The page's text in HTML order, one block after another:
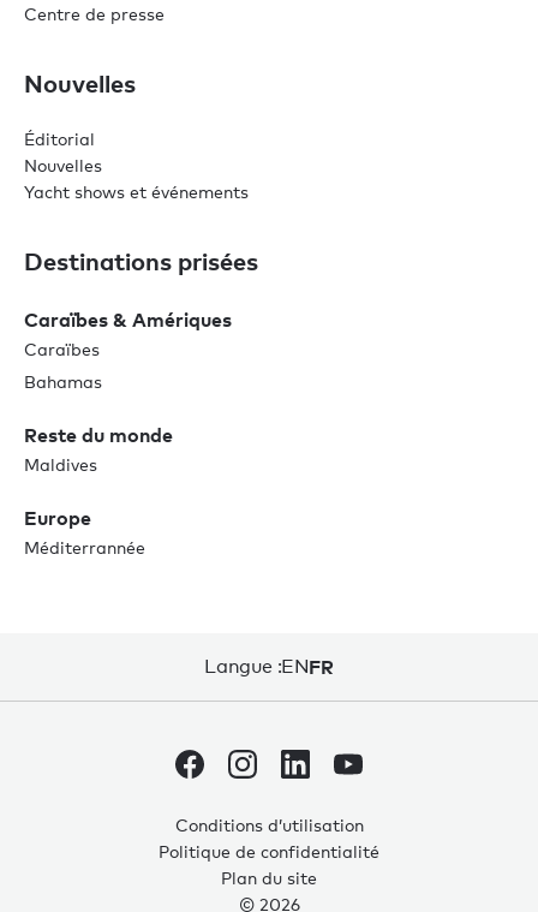
Centre de presse
Nouvelles
Éditorial
Nouvelles
Yacht shows et événements
Destinations prisées
Caraïbes & Amériques
Caraïbes
Bahamas
Reste du monde
Maldives
Europe
Méditerrannée
Langue :ENFR
Conditions d’utilisation
Politique de confidentialité
Plan du site
© 2026